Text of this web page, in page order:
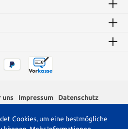
uns Impressum
Datenschutz
Cookies, um eine bestmögliche